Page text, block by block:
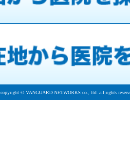
copyright © VANGUARD NETWORKS co., ltd. all rights